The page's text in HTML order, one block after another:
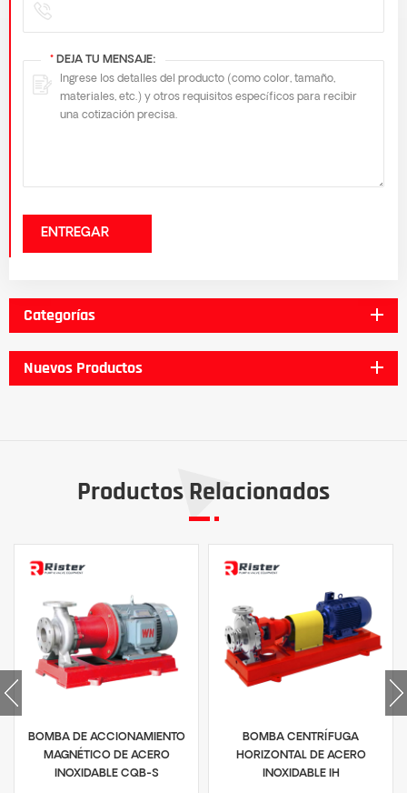
* DEJA TU MENSAJE:
ENTREGAR
Categorías
Nuevos Productos
Productos Relacionados
BOMBA DE ACCIONAMIENTO
MAGNÉTICO DE ACERO
INOXIDABLE CQB-S
BOMBA CENTRÍFUGA
HORIZONTAL DE ACERO
INOXIDABLE IH